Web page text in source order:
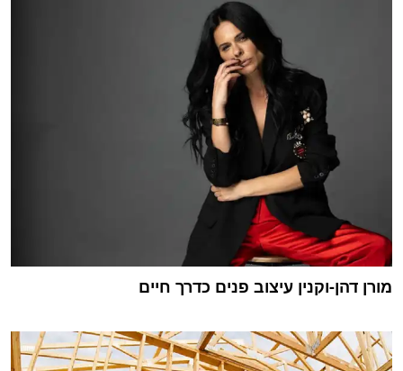
מורן דהן-וקנין עיצוב פנים כדרך חיים